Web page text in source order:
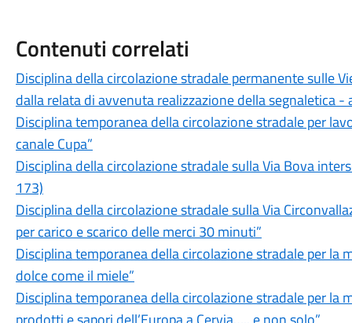
Contenuti correlati
Disciplina della circolazione stradale permanente sulle
dalla relata di avvenuta realizzazione della segnaletica
Disciplina temporanea della circolazione stradale per
canale Cupa”
Disciplina della circolazione stradale sulla Via Bova
173)
Disciplina della circolazione stradale sulla Via
per carico e scarico delle merci 30 minuti”
Disciplina temporanea della circolazione stradale per
dolce come il miele”
Disciplina temporanea della circolazione stradale per la